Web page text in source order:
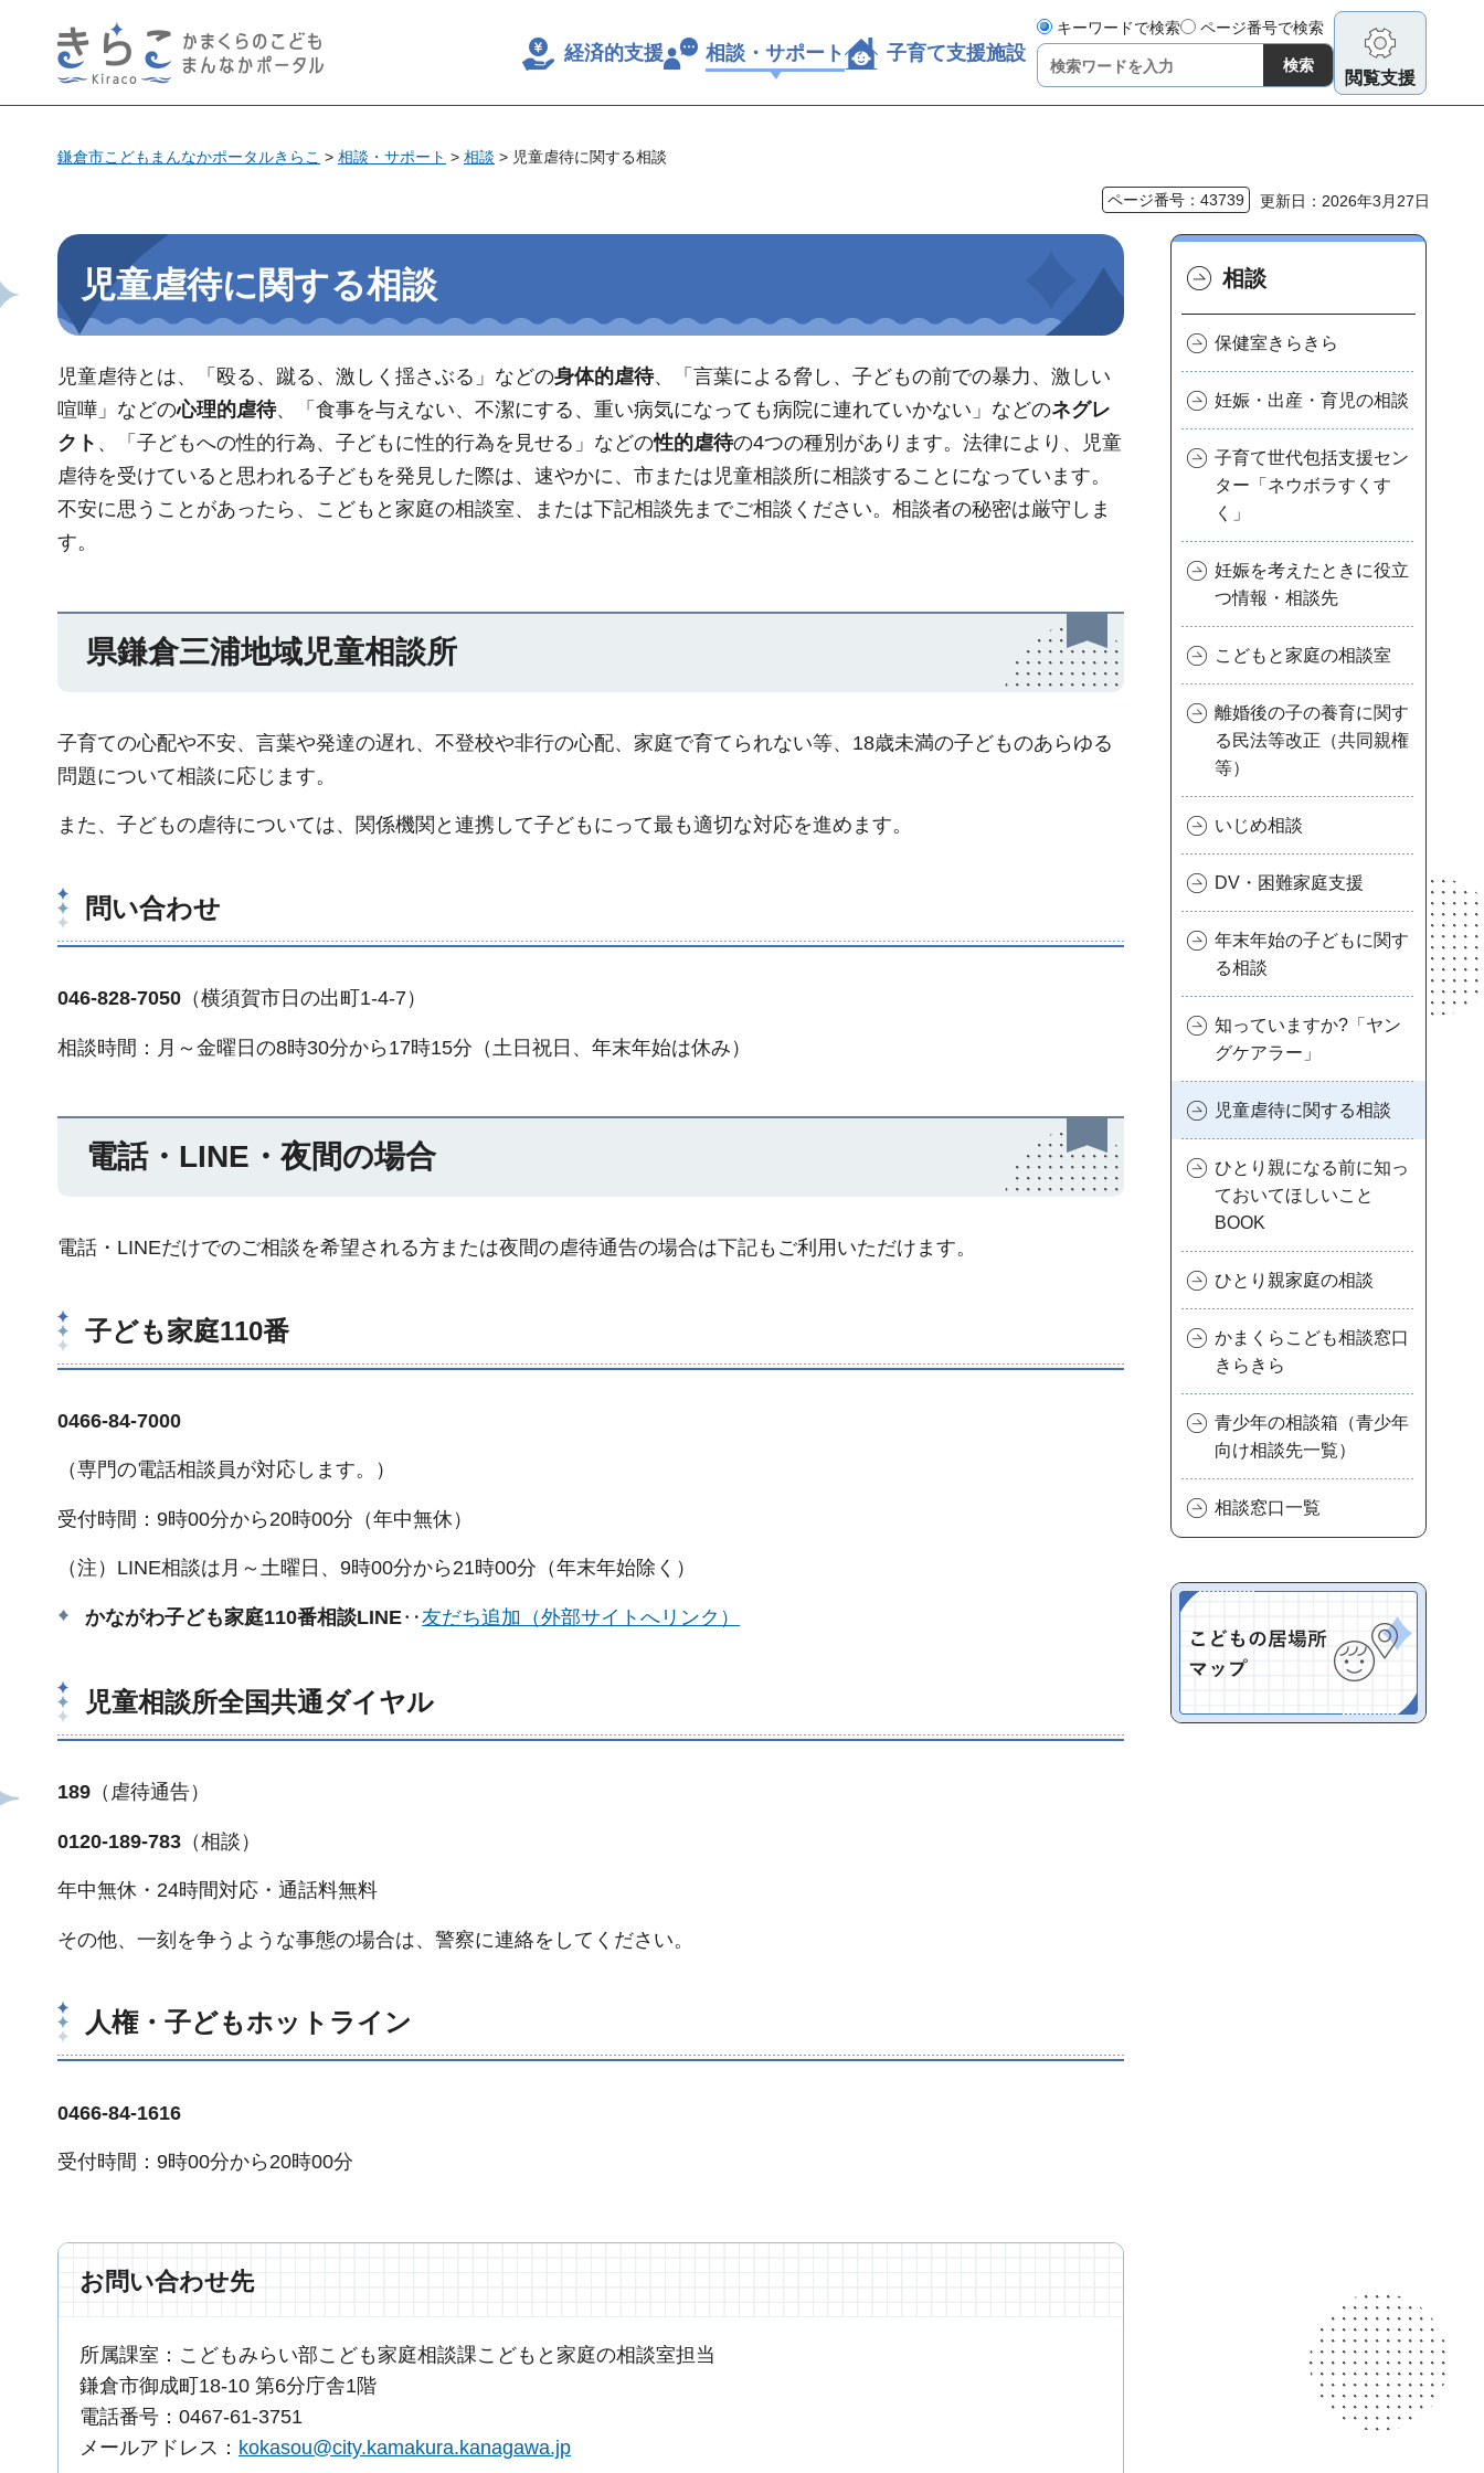
きらこ かまくらのこども
まんなかポータル
経済的支援 相談・サポート 子育て支援施設
キーワードで検索 ページ番号で検索
閲覧支援
鎌倉市こどもまんなかポータルきらこ > 相談・サポート > 相談 > 児童虐待に関する相談
ページ番号：43739 更新日：2026年3月27日
児童虐待に関する相談
児童虐待とは、「殴る、蹴る、激しく揺さぶる」などの身体的虐待、「言葉による脅し、子どもの前での暴力、激しい
喧嘩」などの心理的虐待、「食事を与えない、不潔にする、重い病気になっても病院に連れていかない」などのネグレ
クト 、「子どもへの性的行為、子どもに性的行為を見せる」などの性的虐待の4つの種別があります。法律により、児童
虐待を受けていると思われる子どもを発見した際は、速やかに、市または児童相談所に相談することになっています。
不安に思うことがあったら、こどもと家庭の相談室、または下記相談先までご相談ください。相談者の秘密は厳守しま
す。
県鎌倉三浦地域児童相談所
子育ての心配や不安、言葉や発達の遅れ、不登校や非行の心配、家庭で育てられない等、18歳未満の子どものあらゆる
問題について相談に応じます。
また、子どもの虐待については、関係機関と連携して子どもにって最も適切な対応を進めます。
問い合わせ
046-828-7050 （横須賀市日の出町1-4-7）
相談時間：月～金曜日の8時30分から17時15分（土日祝日、年末年始は休み）
電話・LINE・夜間の場合
電話・LINEだけでのご相談を希望される方または夜間の虐待通告の場合は下記もご利用いただけます。
子ども家庭110番
0466-84-7000
（専門の電話相談員が対応します。）
受付時間：9時00分から20時00分（年中無休）
（注）LINE相談は月～土曜日、9時00分から21時00分（年末年始除く）
かながわ子ども家庭110番相談LINE‥友だち追加（外部サイトへリンク）
児童相談所全国共通ダイヤル
189 （虐待通告）
0120-189-783 （相談）
年中無休・24時間対応・通話料無料
その他、一刻を争うような事態の場合は、警察に連絡をしてください。
人権・子どもホットライン
0466-84-1616
受付時間：9時00分から20時00分
お問い合わせ先
所属課室：こどもみらい部こども家庭相談課こどもと家庭の相談室担当
鎌倉市御成町18-10 第6分庁舎1階
電話番号：0467-61-3751
メールアドレス： kokasou@city.kamakura.kanagawa.jp
相談
保健室きらきら
妊娠・出産・育児の相談
子育て世代包括支援セン
ター「ネウボラすくす
く」
妊娠を考えたときに役立
つ情報・相談先
こどもと家庭の相談室
離婚後の子の養育に関す
る民法等改正（共同親権
等）
いじめ相談
DV・困難家庭支援
年末年始の子どもに関す
る相談
知っていますか?「ヤン
グケアラー」
児童虐待に関する相談
ひとり親になる前に知っ
ておいてほしいこと
BOOK
ひとり親家庭の相談
かまくらこども相談窓口
きらきら
青少年の相談箱（青少年
向け相談先一覧）
相談窓口一覧